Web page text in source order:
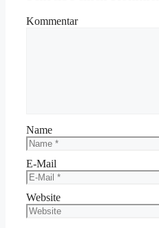
Kommentar
Name
E-Mail
Website